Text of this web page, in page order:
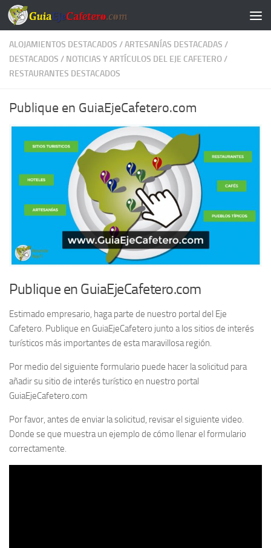
Saltar al contenido
ALOJAMIENTOS DESTACADOS /ARTESANÍAS DESTACADAS /
DESTACADOS / NOTICIAS Y ARTÍCULOS DEL EJE CAFETERO/
RESTAURANTES DESTACADOS
Publique en GuiaEjeCafetero.com
Publique en GuiaEjeCafetero.com
Estimado empresario, haga parte de nuestro portal del Eje
Cafetero. Publique en GuiaEjeCafetero junto a los sitios de interés
turísticos más importantes de esta maravillosa región.
Por medio del siguiente formulario puede hacer la solicitud para
añadir su sitio de interés turístico en nuestro portal
GuiaEjeCafetero.com
Por favor, antes de enviar la solicitud, revisar el siguiente video.
Donde se que muestra un ejemplo de cómo llenar el formulario
correctamente.